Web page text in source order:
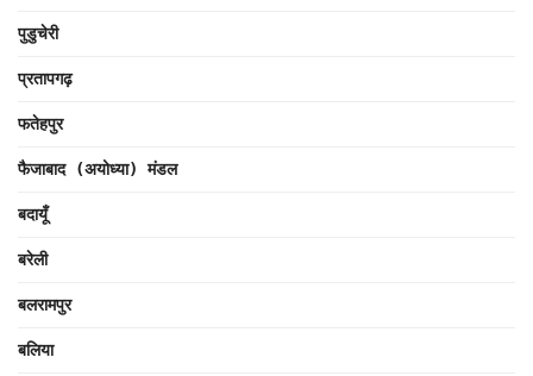
पुडुचेरी
प्रतापगढ़
फतेहपुर
फैजाबाद (अयोध्या) मंडल
बदायूँ
बरेली
बलरामपुर
बलिया